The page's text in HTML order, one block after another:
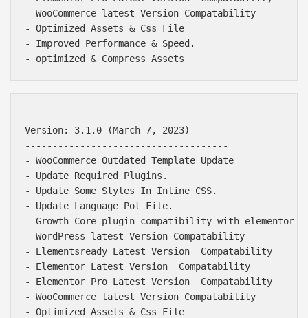
- WooCommerce latest Version Compatability
- Optimized Assets & Css File
- Improved Performance & Speed.
--------------------------------
Version: 3.1.0 (March 7, 2023)
-------------------------------------
- WooCommerce Outdated Template Update
- Update Required Plugins.
- Update Some Styles In Inline CSS.
- Update Language Pot File.
- Growth Core plugin compatibility with elementor
- WordPress latest Version Compatability
- Elementsready Latest Version  Compatability
- Elementor Latest Version  Compatability
- Elementor Pro Latest Version  Compatability
- WooCommerce latest Version Compatability
- Optimized Assets & Css File